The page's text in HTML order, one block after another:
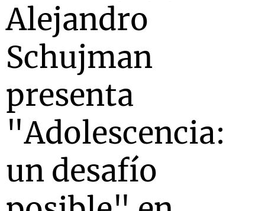
Alejandro
Schujman
presenta
"Adolescencia:
un desafío